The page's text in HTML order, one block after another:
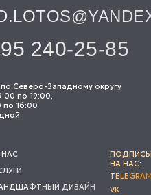
НА НАС:
VK
TELEGRAM
ДИЗАЙН
Северо-Западному округу
по 19:00,
по 16:00
240-25-85